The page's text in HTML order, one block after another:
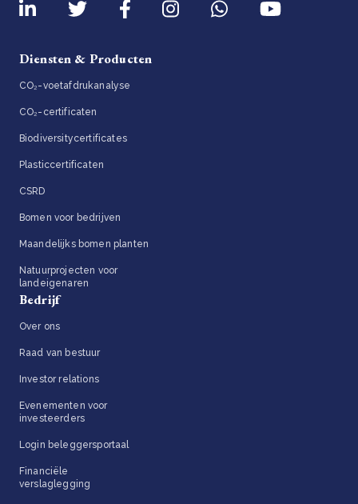
Diensten & Producten
CO₂-voetafdrukanalyse
CO₂-certificaten
Biodiversitycertificates
Plasticcertificaten
CSRD
Bomen voor bedrijven
Maandelijks bomen planten
Natuurprojecten voor
landeigenaren
Bedrijf
Over ons
Raad van bestuur
Investor relations
Evenementen voor
investeerders
Login beleggersportaal
Financiële
verslaglegging